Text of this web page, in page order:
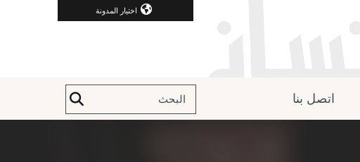
اختيار المدونة
اتصل بنا